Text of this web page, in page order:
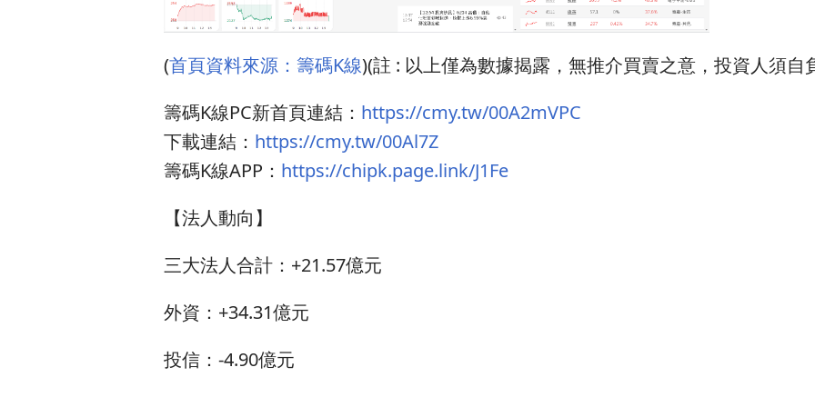
(首頁資料來源：籌碼K線)(註 : 以上僅為數據揭露，無推介買賣之意，投資人須自
籌碼K線PC新首頁連結： https://cmy.tw/00A2mVPC
下載連結： https://cmy.tw/00Al7Z
籌碼K線APP： https://chipk.page.link/J1Fe
【法人動向】
三大法人合計：+21.57億元
外資：+34.31億元
投信：-4.90億元